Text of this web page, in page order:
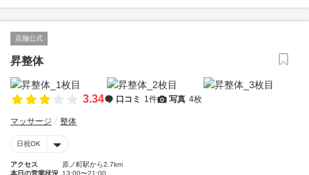
店舗公式
昇整体
3.34 口コミ 1件 写真 4枚
マッサージ 整体
日祝OK
アクセス
原ノ町駅から2.7km
本日の営業状況 13:00〜21:00